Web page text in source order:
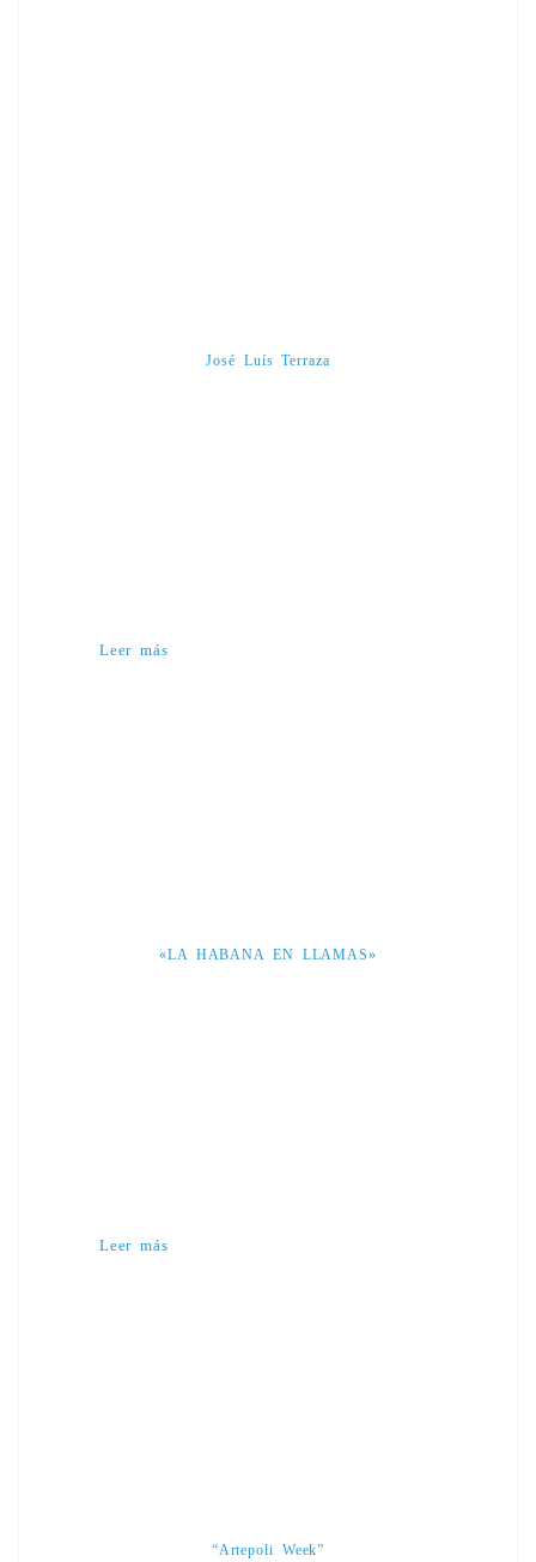
José Luís Terraza
Leer más
«LA HABANA EN LLAMAS»
Leer más
“Artepoli Week”